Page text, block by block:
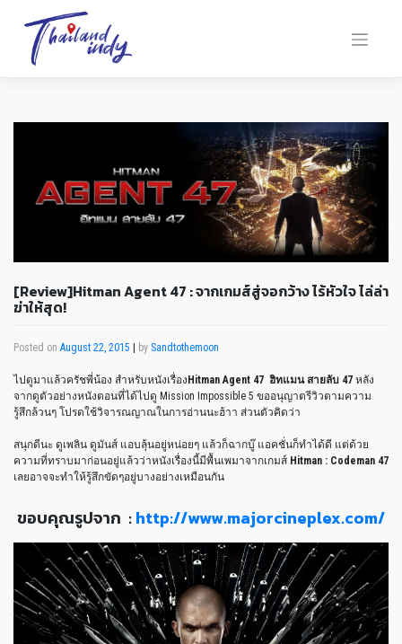
[Review]Hitman Agent 47 : จากเกมส์สู่จอกว้าง ไร้หัวใจ ไล่ล่า
ฆ่าให้สุด!
Posted on August 22, 2015 by Sandtothemoon
ไปดูมาแล้วครัชพี่น้อง สำหรับหนังเรื่อง Hitman Agent 47 ฮิทแมน สายลับ 47 หลัง
จากดูตัวอย่างหนังตอนที่ได้ไปดู Mission Impossible 5 ขออนุญาตรีวิวตามความ
รู้สึกล้วนๆ โปรดใช้วิจารณญาณในการอ่านนะฮ้าา ส่วนตัวคิดว่า
สนุกดีนะ ดูเพลิน ดูมันส์ แอบลุ้นอยู่หน่อยๆ แล้วก็ฉากบู๊ แอคชั่นก็ทำได้ดี แต่ด้วย
ความที่ทราบมาก่อนอยู่แล้วว่าหนังเรื่องนี้มีพื้นเพมาจากเกมส์ Hitman : Codeman 47
เลยอาจจะทำให้รู้สึกขัดๆอยู่บางอย่างเหมือนกัน
ขอบคุณรูปจาก :http://www.majorcineplex.com/